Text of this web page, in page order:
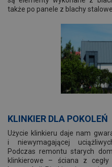
także po panele z blachy
KLINKIER DLA POKOLEŃ
Użycie klinkieru daje nam
i niewymagającej
Podczas remontu starych
klinkierowe – ściana z